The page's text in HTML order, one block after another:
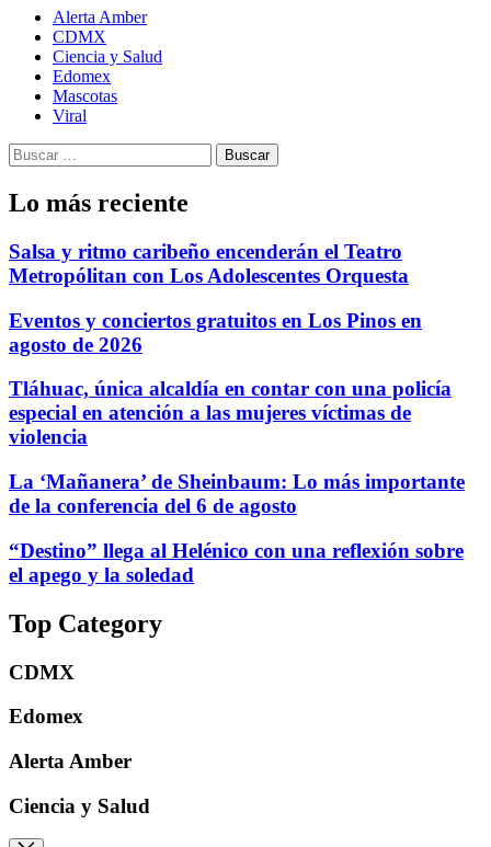
Alerta Amber
CDMX
Ciencia y Salud
Edomex
Mascotas
Viral
Buscar:
Lo más reciente
Salsa y ritmo caribeño encenderán el Teatro
Metropólitan con Los Adolescentes Orquesta
Eventos y conciertos gratuitos en Los Pinos en
agosto de 2026
Tláhuac, única alcaldía en contar con una policía
especial en atención a las mujeres víctimas de
violencia
La ‘Mañanera’ de Sheinbaum: Lo más importante
de la conferencia del 6 de agosto
“Destino” llega al Helénico con una reflexión sobre
el apego y la soledad
Top Category
CDMX
Edomex
Alerta Amber
Ciencia y Salud